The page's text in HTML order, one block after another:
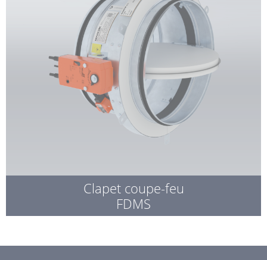
Clapet coupe-feu
FDMS